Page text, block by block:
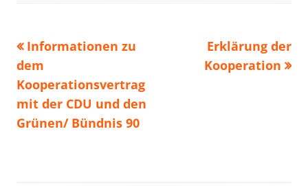
Beitragsnavigation
Vorheriger
Beitrag:
Informationen zu
dem
Kooperationsvertrag
mit der CDU und den
Grünen/ Bündnis 90
Nächster
Beitrag
Erklärung der
Kooperation